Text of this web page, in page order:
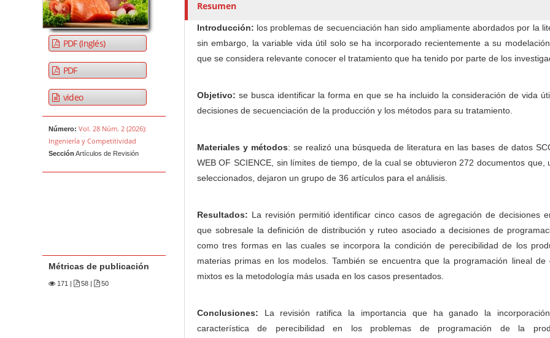
PDF (Inglés)
PDF
video
Número: Vol. 28 Núm. 2 (2026):
Ingeniería y Competitividad
Sección Artículos de Revisión
Métricas de publicación
171| 58 | 50
Resumen
Introducción: los problemas de secuenciación han sido ampliamente abordados por la
sin embargo, la variable vida útil solo se ha incorporado recientemente a su
que se considera relevante conocer el tratamiento que ha tenido por parte de los
Objetivo: se busca identificar la forma en que se ha incluido la consideración de vida
decisiones de secuenciación de la producción y los métodos para su tratamiento.
Materiales y métodos: se realizó una búsqueda de literatura en las bases de datos
WEB OF SCIENCE, sin límites de tiempo, de la cual se obtuvieron 272 documentos que,
seleccionados, dejaron un grupo de 36 artículos para el análisis.
Resultados: La revisión permitió identificar cinco casos de agregación de decisiones
que sobresale la definición de distribución y ruteo asociado a decisiones de
como tres formas en las cuales se incorpora la condición de perecibilidad de los
materias primas en los modelos. También se encuentra que la programación lineal de
mixtos es la metodología más usada en los casos presentados.
Conclusiones: La revisión ratifica la importancia que ha ganado la
característica de perecibilidad en los problemas de programación de la